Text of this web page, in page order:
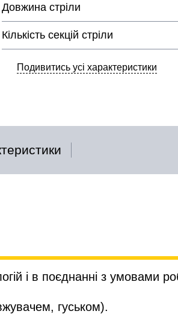
Довжина стріли
Кількість секцій стріли
Подивитись усі характеристики
і в поєднанні з умовами
гуськом).